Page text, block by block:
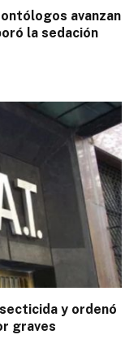
avanzan
la sedación
y ordenó
graves